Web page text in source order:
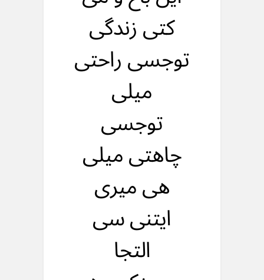
کتی زندگی
توجسی راحتی
میلی
توجسی
چاهتی میلی
هی میری
ایتنی سی
التجا